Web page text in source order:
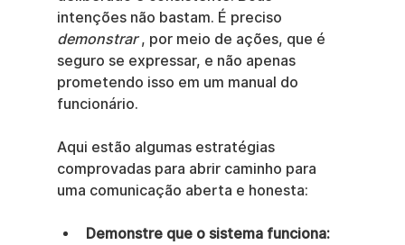
intenções não bastam. É preciso
demonstrar , por meio de ações, que é
seguro se expressar, e não apenas
prometendo isso em um manual do
funcionário.
Aqui estão algumas estratégias
comprovadas para abrir caminho para
uma comunicação aberta e honesta:
Demonstre que o sistema funciona: